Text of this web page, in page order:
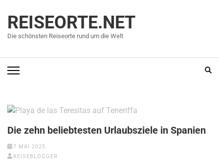
Inhalt
springen
(Enter
REISEORTE.NET
Die schönsten Reiseorte rund um die Welt
Die zehn beliebtesten Urlaubsziele in Spanien
7 MAI 2025
REISEBLOGGER